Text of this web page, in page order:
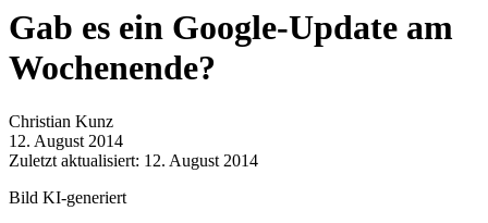
Gab es ein Google-Update am
Wochenende?
Christian Kunz
12. August 2014
Zuletzt aktualisiert: 12. August 2014
Bild KI-generiert